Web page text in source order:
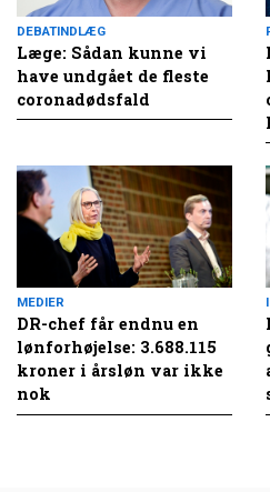
DEBATINDLÆG
Læge: Sådan kunne vi
have undgået de fleste
coronadødsfald
MEDIER
DR-chef får endnu en
lønforhøjelse: 3.688.115
kroner i årsløn var ikke
nok